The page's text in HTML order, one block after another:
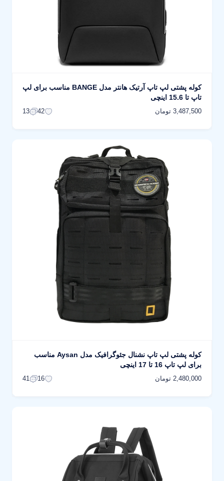
کوله پشتی لپ تاپ آرتیک هانتر مدل BANGE مناسب برای لپ
تاپ تا 15.6 اینچی
3,487,500 تومان 42
13
کوله پشتی لپ تاپ نشنال جئوگرافیک مدل Aysan مناسب
برای لپ تاپ 16 تا 17 اینچی
2,480,000 تومان 16
41